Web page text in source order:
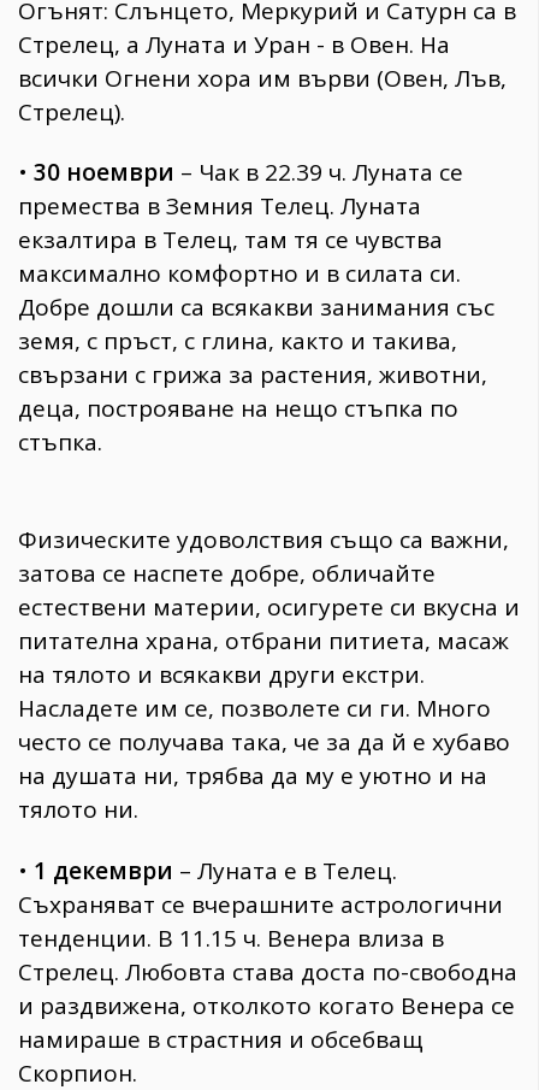
Огънят: Слънцето, Меркурий и Сатурн са в
Стрелец, а Луната и Уран - в Овен. На
всички Огнени хора им върви (Овен, Лъв,
Стрелец).
• 30 ноември – Чак в 22.39 ч. Луната се
премества в Земния Телец. Луната
екзалтира в Телец, там тя се чувства
максимално комфортно и в силата си.
Добре дошли са всякакви занимания със
земя, с пръст, с глина, както и такива,
свързани с грижа за растения, животни,
деца, построяване на нещо стъпка по
стъпка.
Физическите удоволствия също са важни,
затова се наспете добре, обличайте
естествени материи, осигурете си вкусна и
питателна храна, отбрани питиета, масаж
на тялото и всякакви други екстри.
Насладете им се, позволете си ги. Много
често се получава така, че за да й е хубаво
на душата ни, трябва да му е уютно и на
тялото ни.
• 1 декември – Луната е в Телец.
Съхраняват се вчерашните астрологични
тенденции. В 11.15 ч. Венера влиза в
Стрелец. Любовта става доста по-свободна
и раздвижена, отколкото когато Венера се
намираше в страстния и обсебващ
Скорпион.